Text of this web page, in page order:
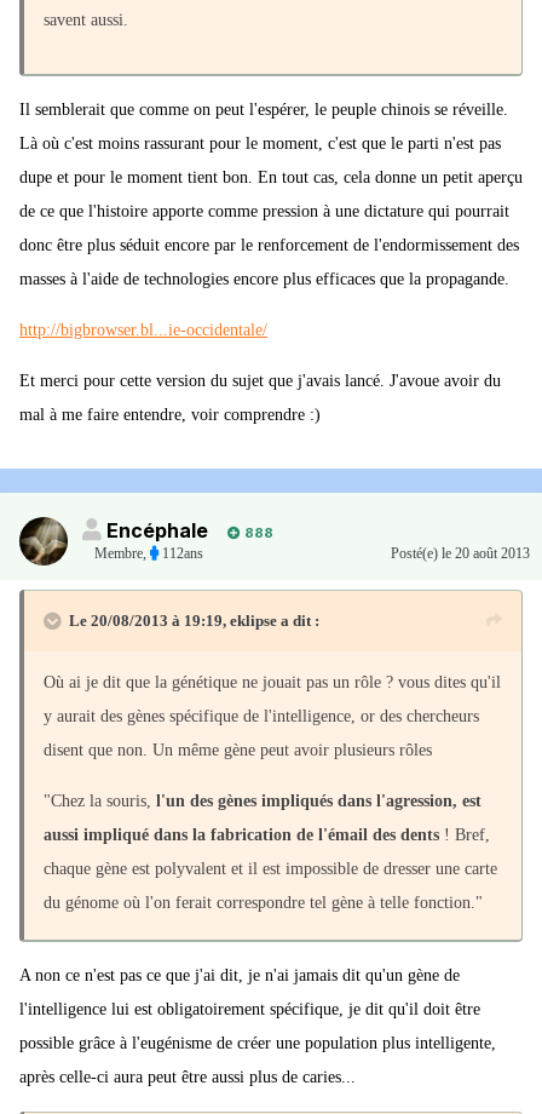
savent aussi.
Il semblerait que comme on peut l'espérer, le peuple chinois se réveille.
Là où c'est moins rassurant pour le moment, c'est que le parti n'est pas
dupe et pour le moment tient bon. En tout cas, cela donne un petit aperçu
de ce que l'histoire apporte comme pression à une dictature qui pourrait
donc être plus séduit encore par le renforcement de l'endormissement des
masses à l'aide de technologies encore plus efficaces que la propagande.
http://bigbrowser.bl...ie-occidentale/
Et merci pour cette version du sujet que j'avais lancé. J'avoue avoir du
mal à me faire entendre, voir comprendre :)
Encéphale
888
Membre, 112ans Posté(e) le 20 août 2013
Le 20/08/2013 à 19:19, eklipse a dit :
Où ai je dit que la génétique ne jouait pas un rôle ? vous dites qu'il
y aurait des gènes spécifique de l'intelligence, or des chercheurs
disent que non. Un même gène peut avoir plusieurs rôles
"Chez la souris, l'un des gènes impliqués dans l'agression, est
aussi impliqué dans la fabrication de l'émail des dents ! Bref,
chaque gène est polyvalent et il est impossible de dresser une carte
du génome où l'on ferait correspondre tel gène à telle fonction."
A non ce n'est pas ce que j'ai dit, je n'ai jamais dit qu'un gène de
l'intelligence lui est obligatoirement spécifique, je dit qu'il doit être
possible grâce à l'eugénisme de créer une population plus intelligente,
après celle-ci aura peut être aussi plus de caries...